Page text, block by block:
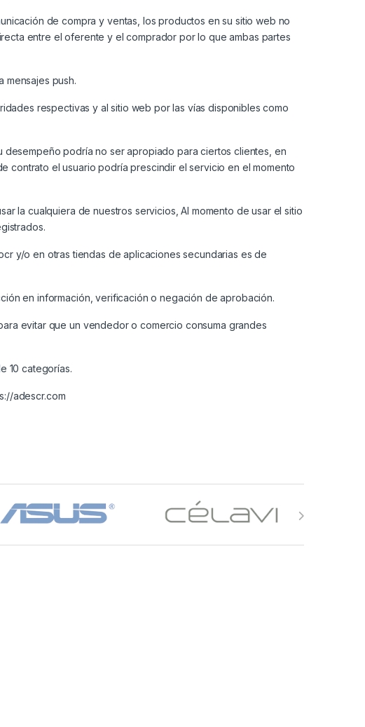
de compra y ventas, los productos en su sitio web no
entre el oferente y el comprador por lo que ambas partes
push.
respectivas y al sitio web por las vías disponibles como
podría no ser apropiado para ciertos clientes, en
contrato el usuario podría prescindir el servicio en el momento
la cualquiera de nuestros servicios, Al momento de usar el sitio
y/o en otras tiendas de aplicaciones secundarias es de
en información, verificación o negación de aprobación.
evitar que un vendedor o comercio consuma grandes
10 categorías.
adescr.com